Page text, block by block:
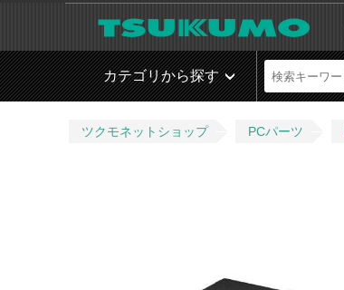
カテゴリから探す
ツクモネットショップ PCパーツ